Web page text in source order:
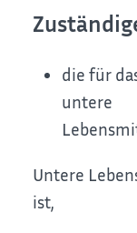
die für
untere
Untere
ist,